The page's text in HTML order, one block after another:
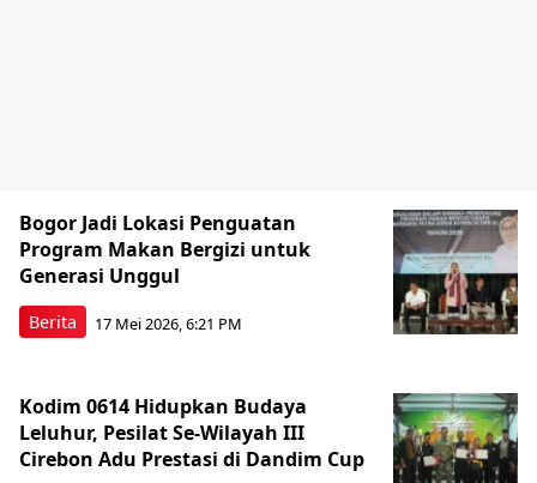
Berita
Bogor Jadi Lokasi Penguatan
Program Makan Bergizi untuk
Generasi Unggul
17 Mei 2026, 6:21 PM
Kodim 0614 Hidupkan Budaya
Leluhur, Pesilat Se-Wilayah III
Cirebon Adu Prestasi di Dandim Cup